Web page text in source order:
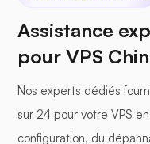
Seafile
Assistance
pour VPS
Nos experts dédiés
sur 24 pour votre VPS
configuration, du